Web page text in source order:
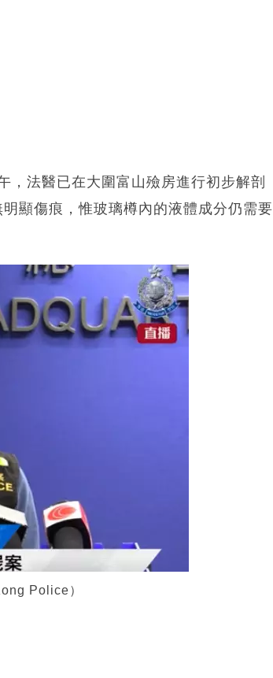
法醫已在大圍富山殮房進行初步解剖
顯傷痕，惟玻璃樽內的液體成分仍需要
Police）